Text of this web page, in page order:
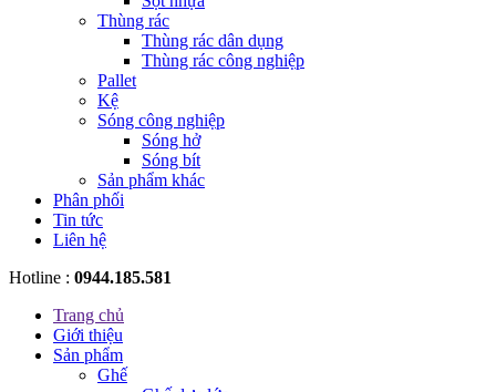
Thùng rác
Thùng rác dân dụng
Thùng rác công nghiệp
Pallet
Kệ
Sóng công nghiệp
Sóng hở
Sóng bít
Sản phẩm khác
Phân phối
Tin tức
Liên hệ
Hotline : 0944.185.581
Trang chủ
Giới thiệu
Sản phẩm
Ghế